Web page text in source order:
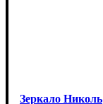
Зеркало Николь